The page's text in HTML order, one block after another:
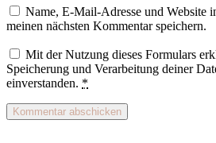
Name, E-Mail-Adresse und Website
meinen nächsten Kommentar speichern.
Mit der Nutzung dieses Formulars
Speicherung und Verarbeitung deiner
einverstanden. *